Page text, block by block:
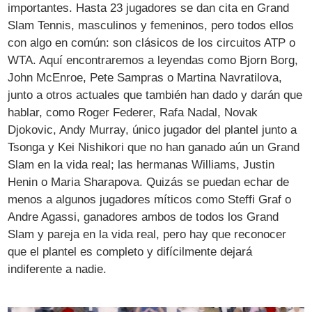
importantes. Hasta 23 jugadores se dan cita en Grand
Slam Tennis, masculinos y femeninos, pero todos ellos
con algo en común: son clásicos de los circuitos ATP o
WTA. Aquí encontraremos a leyendas como Bjorn Borg,
John McEnroe, Pete Sampras o Martina Navratilova,
junto a otros actuales que también han dado y darán que
hablar, como Roger Federer, Rafa Nadal, Novak
Djokovic, Andy Murray, único jugador del plantel junto a
Tsonga y Kei Nishikori que no han ganado aún un Grand
Slam en la vida real; las hermanas Williams, Justin
Henin o Maria Sharapova. Quizás se puedan echar de
menos a algunos jugadores míticos como Steffi Graf o
Andre Agassi, ganadores ambos de todos los Grand
Slam y pareja en la vida real, pero hay que reconocer
que el plantel es completo y difícilmente dejará
indiferente a nadie.